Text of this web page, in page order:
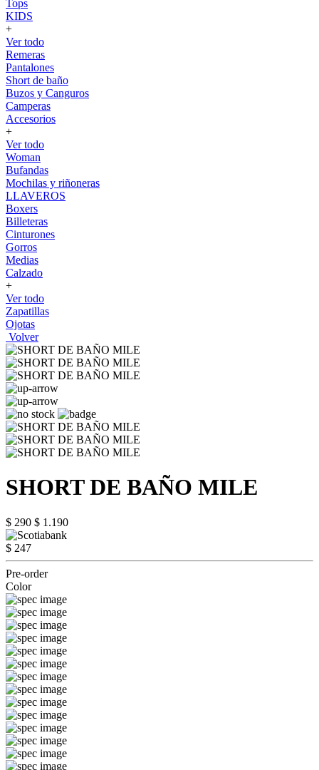
Tops
KIDS
+
Ver todo
Remeras
Pantalones
Short de baño
Buzos y Canguros
Camperas
Accesorios
+
Ver todo
Woman
Bufandas
Mochilas y riñoneras
LLAVEROS
Boxers
Billeteras
Cinturones
Gorros
Medias
Calzado
+
Ver todo
Zapatillas
Ojotas
Volver
SHORT DE BAÑO MILE
$ 290 $ 1.190
$ 247
Pre-order
Color